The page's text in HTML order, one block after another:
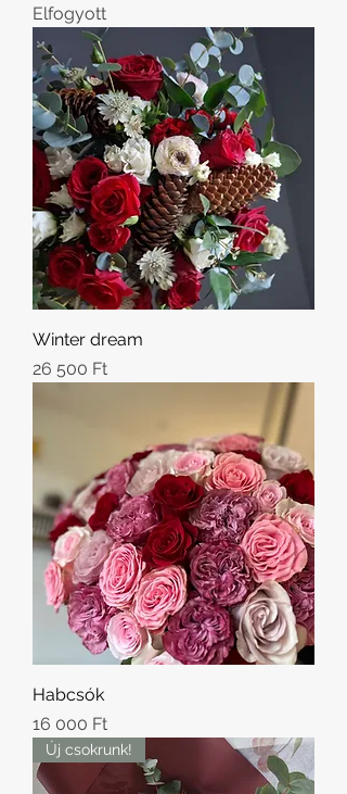
Elfogyott
Winter dream
Ár
26 500 Ft
Habcsók
Ár
16 000 Ft
Új csokrunk!